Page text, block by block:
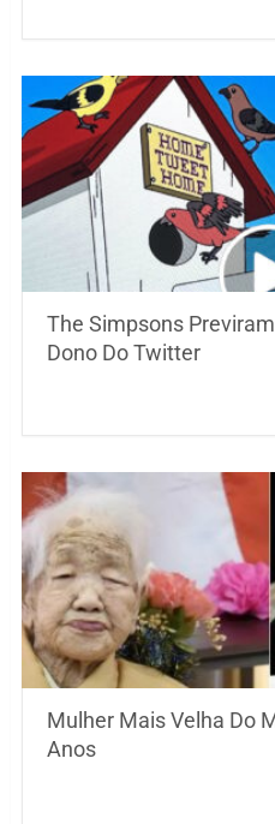
The Simpsons
Dono Do Twitter
Mulher Mais Velha Do
Anos